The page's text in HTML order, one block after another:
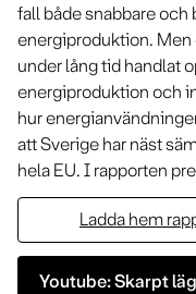
fall både snabbare och
energiproduktion.
under lång tid handlat
energiproduktion och
hur
att Sverige har näst
hela EU.I rapporten
Ladda hem
Youtube: Skarpt